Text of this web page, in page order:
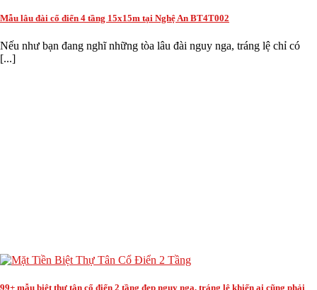
Mẫu lâu đài cổ điển 4 tầng 15x15m tại Nghệ An BT4T002
Nếu như bạn đang nghĩ những tòa lâu đài nguy nga, tráng lệ chỉ có
[...]
99+ mẫu biệt thự tân cổ điển 2 tầng đẹp nguy nga, tráng lệ khiến ai cũng phải